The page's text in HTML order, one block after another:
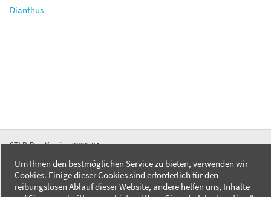
Dianthus
STLB-Bau Version 2026-04
FAQ
Kontakt
Um Ihnen den bestmöglichen Service zu bieten, verwenden wir
Cookies. Einige dieser Cookies sind erforderlich für den
reibungslosen Ablauf dieser Website, andere helfen uns, Inhalte